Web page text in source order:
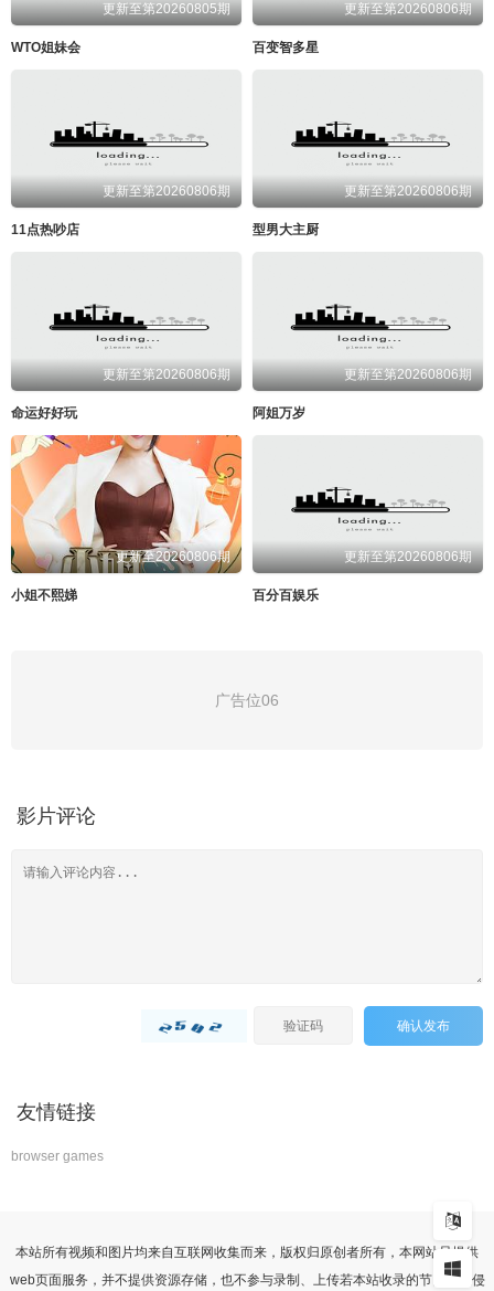
更新至第20260805期
WTO姐妹会
更新至第20260806期
百变智多星
更新至第20260806期
11点热吵店
更新至第20260806期
型男大主厨
更新至第20260806期
命运好好玩
更新至第20260806期
阿姐万岁
更新至20260806期
小姐不熙娣
更新至第20260806期
百分百娱乐
广告位06
影片评论
确认发布
友情链接
browser games
本站所有视频和图片均来自互联网收集而来，版权归原创者所有，本网站只提供
web页面服务，并不提供资源存储，也不参与录制、上传若本站收录的节目无意侵